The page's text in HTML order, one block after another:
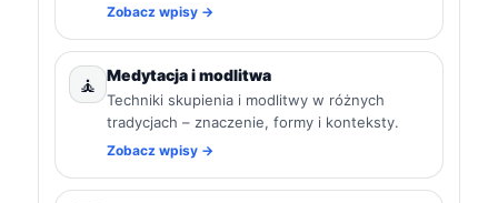
Zobacz wpisy →
🧘 Medytacja i modlitwa
Techniki skupienia i modlitwy w różnych
tradycjach – znaczenie, formy i konteksty.
Zobacz wpisy →